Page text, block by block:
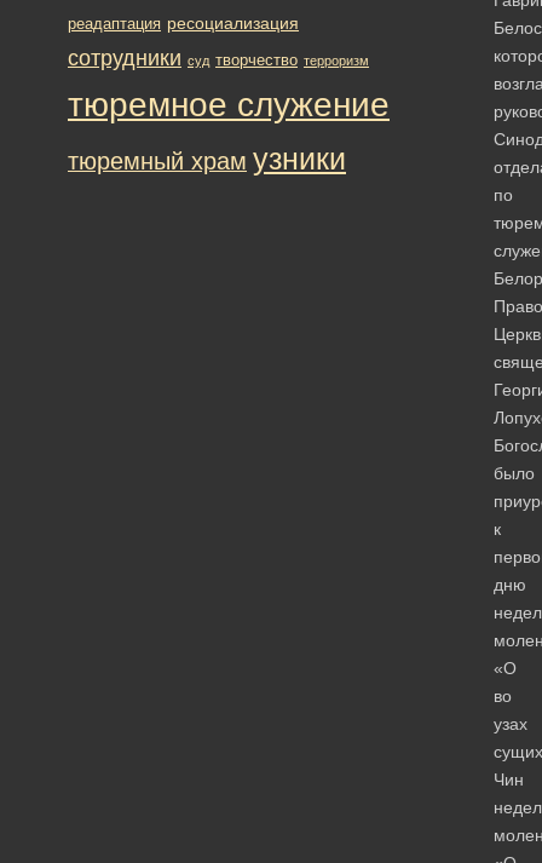
по
было
к
дню
«О
во
узах
Чин
реадаптация ресоциализация
сотрудники суд творчество терроризм
тюремное служение
тюремный храм узники